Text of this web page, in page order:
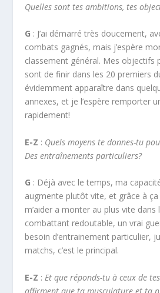
Quelles sont tes ambitions, tes
G : J’ai démarré très doucement,
combats gagnés, mais j’espère
classement général. Mes objectifs
sont de finir dans les 20 premiers
évidemment apparaître dans
annexes, et je l’espère remporter
rapidement!
E-Z : Quels moyens te donnes-tu
Des entraînements particuliers?
G : Déjà avec le temps, ma
augmente plutôt vite, et grâce à ça
m’aider a monter au plus vite dans
combattant redoutable, un vrai
besoin d’entrainement particulier,
matchs, c’est le principal.
E-Z : Et que réponds-tu à ceux de
affirment que ta musculature et ta